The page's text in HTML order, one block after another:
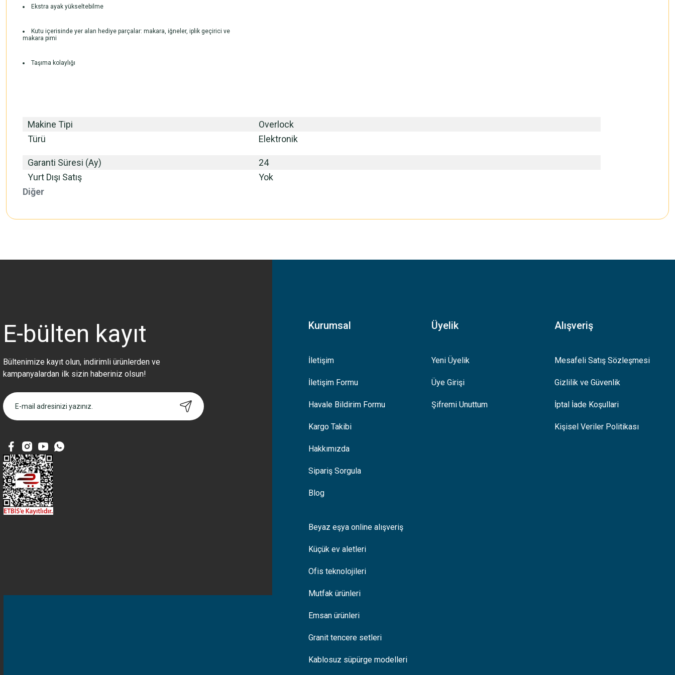
Ekstra ayak yükseltebilme
Kutu içerisinde yer alan hediye parçalar: makara, iğneler, iplik geçirici ve
makara pimi
Taşıma kolaylığı
Makine Tipi
Overlock
Türü
Elektronik
Diğer
Garanti Süresi (Ay)
24
Yurt Dışı Satış
Yok
Bu ürüne ilk yorumu siz yapın!
Bu ürüne benzer farklı alternatifler olmalı.
Gönder
E-bülten kayıt
Bültenimize kayıt olun, indirimli ürünlerden ve
kampanyalardan ilk sizin haberiniz olsun!
Kurumsal
İletişim
İletişim Formu
Havale Bildirim Formu
Kargo Takibi
Hakkımızda
Sipariş Sorgula
Blog
Üyelik
Yeni Üyelik
Üye Girişi
Şifremi Unuttum
Alışveriş
Mesafeli Satış Sözleşmesi
Gizlilik ve Güvenlik
İptal İade Koşullari
Kişisel Veriler Politikası
Beyaz eşya online alışveriş
Küçük ev aletleri
Ofis teknolojileri
Mutfak ürünleri
Emsan ürünleri
Granit tencere setleri
Kablosuz süpürge modelleri